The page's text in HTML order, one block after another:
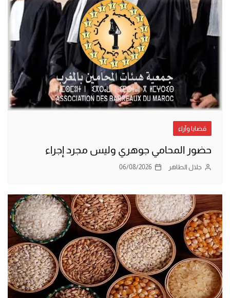
قضايا وآراء
حضور المحامي جوهري وليس مجرد إجراء
جلال الطاهر 06/08/2026